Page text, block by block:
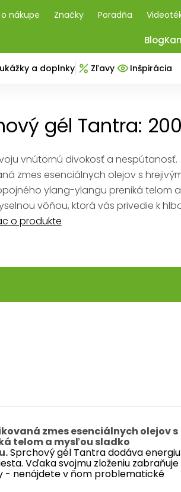
nákupe Značky Poradňa
Blog
a doplnky Zľavy Inšpirácia
gél Tantra:
vnútornú divokosť a nespútanosť.
zmes esenciálnych olejov s
ylang-ylangu preniká telom
vôňou, ktorá vás privedie k
o produkte
zmes esenciálnych olejov s
telom a mysľou sladko
Sprchový gél Tantra dodáva energiu
Vďaka svojmu zloženiu zabraňuje
- nenájdete v ňom problematické